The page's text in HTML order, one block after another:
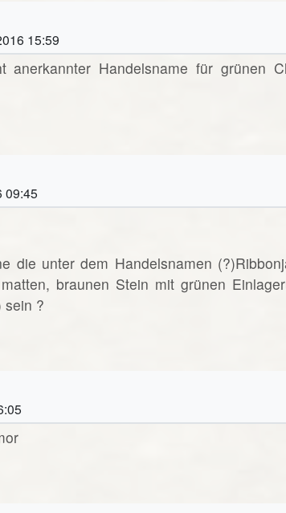
15:59
anerkannter Handelsname für grünen
09:45
die unter dem Handelsnamen
braunen Stein mit grünen
sein ?